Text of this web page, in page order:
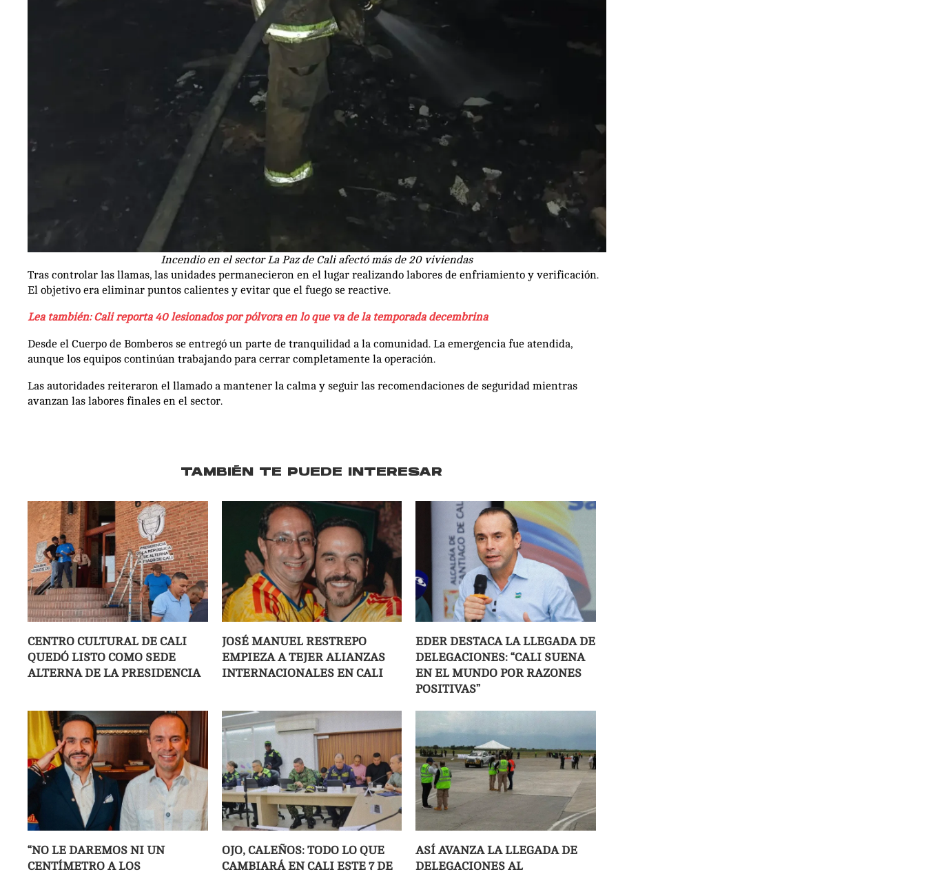
Incendio en el sector La Paz de Cali afectó más de 20 viviendas
Tras controlar las llamas, las unidades permanecieron en el lugar realizando labores de enfriamiento y verificación.
El objetivo era eliminar puntos calientes y evitar que el fuego se reactive.
Lea también: Cali reporta 40 lesionados por pólvora en lo que va de la temporada decembrina
Desde el Cuerpo de Bomberos se entregó un parte de tranquilidad a la comunidad. La emergencia fue atendida,
aunque los equipos continúan trabajando para cerrar completamente la operación.
Las autoridades reiteraron el llamado a mantener la calma y seguir las recomendaciones de seguridad mientras
avanzan las labores finales en el sector.
TAMBIÉN TE PUEDE INTERESAR
CENTRO CULTURAL DE CALI
QUEDÓ LISTO COMO SEDE
ALTERNA DE LA PRESIDENCIA
JOSÉ MANUEL RESTREPO
EMPIEZA A TEJER ALIANZAS
INTERNACIONALES EN CALI
EDER DESTACA LA LLEGADA DE
DELEGACIONES: “CALI SUENA
EN EL MUNDO POR RAZONES
POSITIVAS”
“NO LE DAREMOS NI UN
CENTÍMETRO A LOS
OJO, CALEÑOS: TODO LO QUE
CAMBIARÁ EN CALI ESTE 7 DE
ASÍ AVANZA LA LLEGADA DE
DELEGACIONES AL